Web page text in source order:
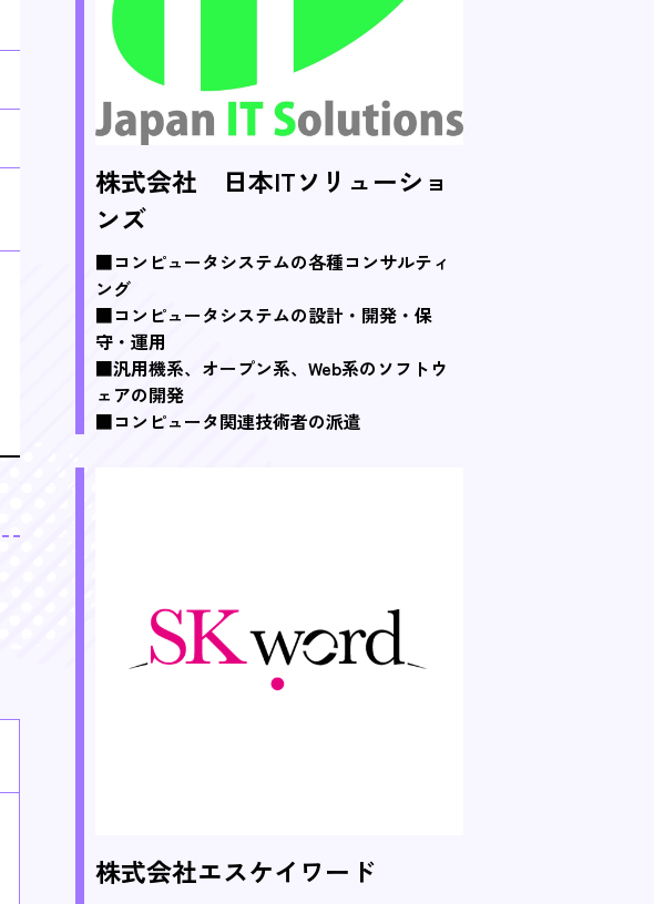
株式会社 日本ITソリューショ
ンズ
■コンピュータシステムの各種コンサルティ
ング
■コンピュータシステムの設計・開発・保
守・運用
■汎用機系、オープン系、Web系のソフトウ
ェアの開発
■コンピュータ関連技術者の派遣
株式会社エスケイワード